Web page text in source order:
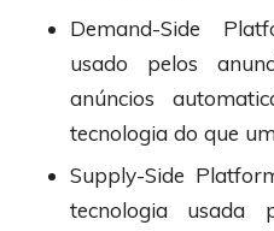
Demand-Side
usado pelos
anúncios
tecnologia do que
Supply-Side
tecnologia usada